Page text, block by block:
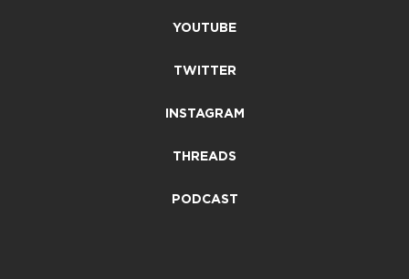
YOUTUBE
TWITTER
INSTAGRAM
THREADS
PODCAST